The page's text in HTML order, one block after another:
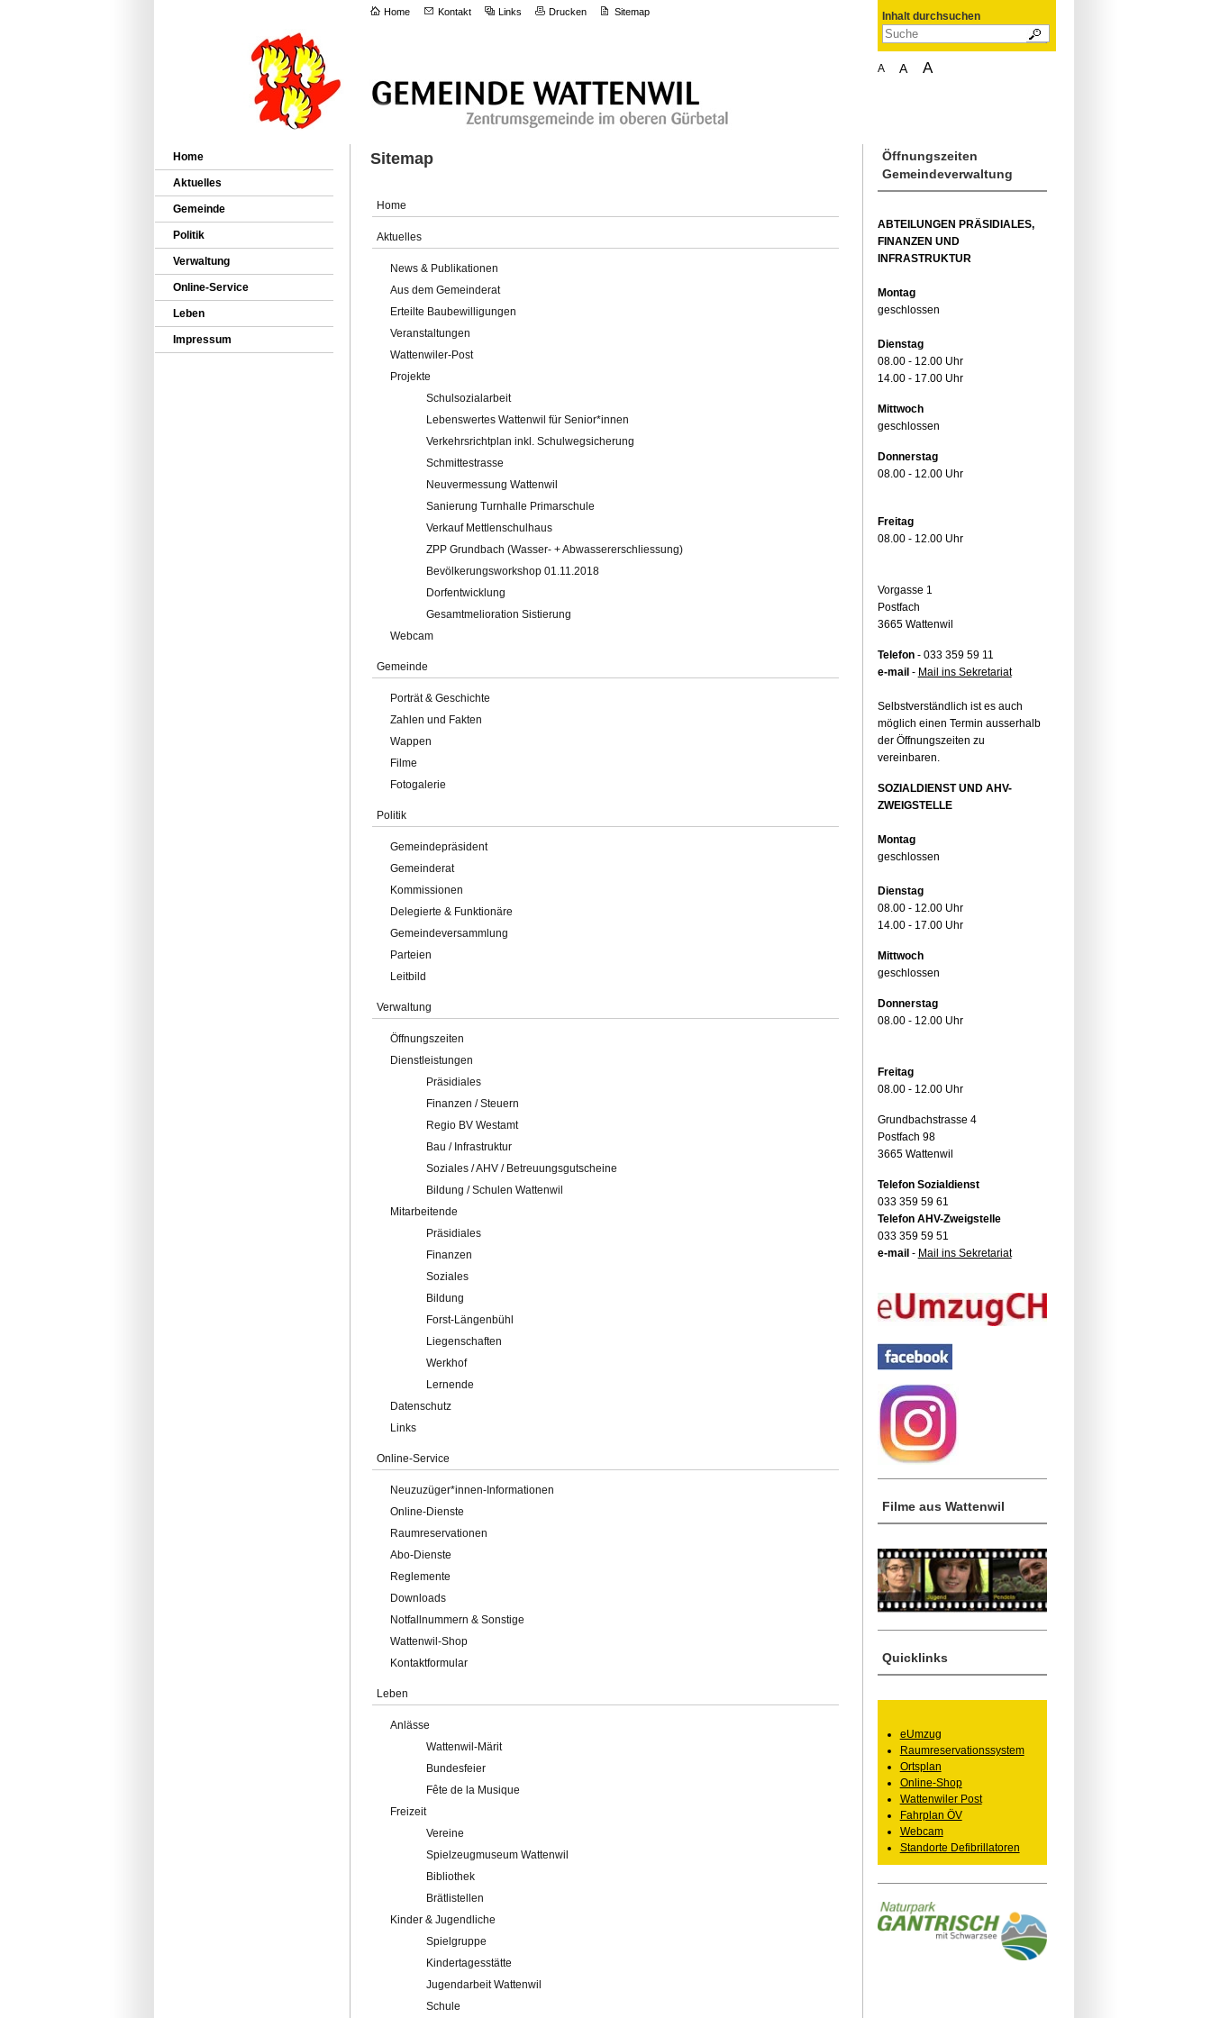
Home Kontakt Links Drucken Sitemap Inhalt durchsuchen
A A A
Home
Aktuelles
Gemeinde
Politik
Verwaltung
Online-Service
Leben
Impressum
Sitemap
Home
Aktuelles
News & Publikationen
Aus dem Gemeinderat
Erteilte Baubewilligungen
Veranstaltungen
Wattenwiler-Post
Projekte
Schulsozialarbeit
Lebenswertes Wattenwil für Senior*innen
Verkehrsrichtplan inkl. Schulwegsicherung
Schmittestrasse
Neuvermessung Wattenwil
Sanierung Turnhalle Primarschule
Verkauf Mettlenschulhaus
ZPP Grundbach (Wasser- + Abwassererschliessung)
Bevölkerungsworkshop 01.11.2018
Dorfentwicklung
Gesamtmelioration Sistierung
Webcam
Gemeinde
Porträt & Geschichte
Zahlen und Fakten
Wappen
Filme
Fotogalerie
Politik
Gemeindepräsident
Gemeinderat
Kommissionen
Delegierte & Funktionäre
Gemeindeversammlung
Parteien
Leitbild
Verwaltung
Öffnungszeiten
Dienstleistungen
Präsidiales
Finanzen / Steuern
Regio BV Westamt
Bau / Infrastruktur
Soziales / AHV / Betreuungsgutscheine
Bildung / Schulen Wattenwil
Mitarbeitende
Präsidiales
Finanzen
Soziales
Bildung
Forst-Längenbühl
Liegenschaften
Werkhof
Lernende
Datenschutz
Links
Online-Service
Neuzuzüger*innen-Informationen
Online-Dienste
Raumreservationen
Abo-Dienste
Reglemente
Downloads
Notfallnummern & Sonstige
Wattenwil-Shop
Kontaktformular
Leben
Anlässe
Wattenwil-Märit
Bundesfeier
Fête de la Musique
Freizeit
Vereine
Spielzeugmuseum Wattenwil
Bibliothek
Brätlistellen
Kinder & Jugendliche
Spielgruppe
Kindertagesstätte
Jugendarbeit Wattenwil
Schule
Öffnungszeiten
Gemeindeverwaltung
ABTEILUNGEN PRÄSIDIALES,
FINANZEN UND
INFRASTRUKTUR
Montag
geschlossen
Dienstag
08.00 - 12.00 Uhr
14.00 - 17.00 Uhr
Mittwoch
geschlossen
Donnerstag
08.00 - 12.00 Uhr
Freitag
08.00 - 12.00 Uhr
Vorgasse 1
Postfach
3665 Wattenwil
Telefon- 033 359 59 11
e-mail - Mail ins Sekretariat
Selbstverständlich ist es auch
möglich einen Termin ausserhalb
der Öffnungszeiten zu
vereinbaren.
SOZIALDIENST UND AHV-
ZWEIGSTELLE
Montag
geschlossen
Dienstag
08.00 - 12.00 Uhr
14.00 - 17.00 Uhr
Mittwoch
geschlossen
Donnerstag
08.00 - 12.00 Uhr
Freitag
08.00 - 12.00 Uhr
Grundbachstrasse 4
Postfach 98
3665 Wattenwil
Telefon Sozialdienst
033 359 59 61
Telefon AHV-Zweigstelle
033 359 59 51
e-mail - Mail ins Sekretariat
Filme aus Wattenwil
Quicklinks
eUmzug
Raumreservationssystem
Ortsplan
Online-Shop
Wattenwiler Post
Fahrplan ÖV
Webcam
Standorte Defibrillatoren